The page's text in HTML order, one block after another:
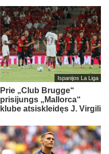
Ispanijos La Liga
Prie „Club Brugge“
prisijungs „Mallorca“
klube atsiskleidęs J. Virgili